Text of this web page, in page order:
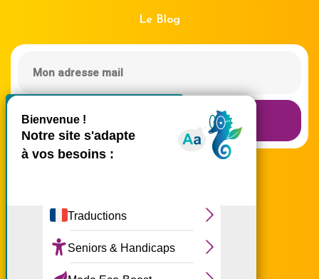
Tout accepter
Tout refuser
Masquer le
Le Blog
Recevoir la Newsletter